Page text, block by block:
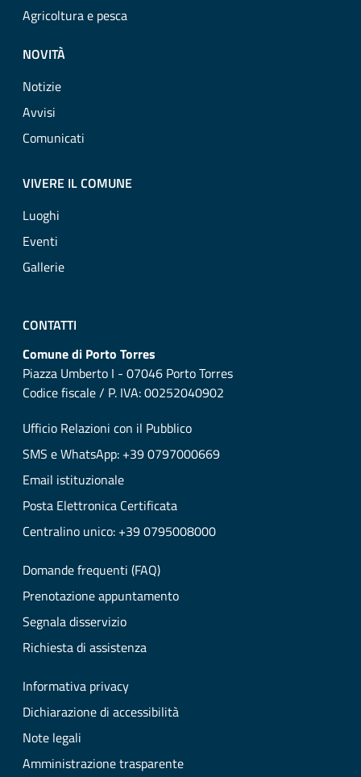
Agricoltura e pesca
NOVITÀ
Notizie
Avvisi
Comunicati
VIVERE IL COMUNE
Luoghi
Eventi
Gallerie
CONTATTI
Comune di Porto Torres
Piazza Umberto I - 07046 Porto Torres
Codice fiscale / P. IVA: 00252040902
Ufficio Relazioni con il Pubblico
SMS e WhatsApp: +39 0797000669
Email istituzionale
Posta Elettronica Certificata
Centralino unico: +39 0795008000
Domande frequenti (FAQ)
Prenotazione appuntamento
Segnala disservizio
Richiesta di assistenza
Informativa privacy
Dichiarazione di accessibilità
Note legali
Amministrazione trasparente